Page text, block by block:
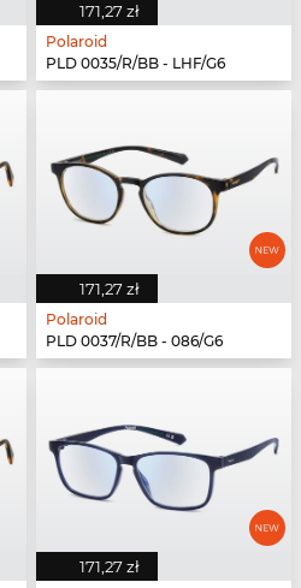
171,27 zł
Polaroid
PLD 0035/R/BB - LHF/G6
171,27 zł
Polaroid
PLD 0037/R/BB - 086/G6
171,27 zł